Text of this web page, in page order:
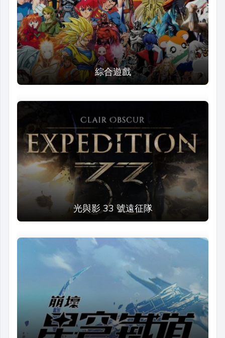
綜合遊戲
光與影 33 號遠征隊